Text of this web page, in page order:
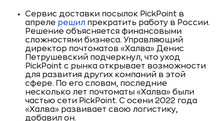
Сервис доставки посылок PickPoint в
апреле решил прекратить работу в России.
Решение объясняется финансовыми
сложностями бизнеса. Управляющий
директор почтоматов «Халва» Денис
Петрушевский подчеркнул, что уход
PickPoint с рынка открывает возможности
для развития других компаний в этой
сфере. По его словам, последние
несколько лет почтоматы «Халва» были
частью сети PickPoint. С осени 2022 года
«Халва» развивает свою логистику,
добавил он.